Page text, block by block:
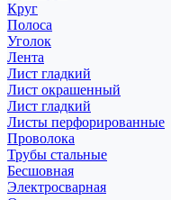
Круг
Полоса
Уголок
Лента
Лист гладкий
Лист окрашенный
Лист гладкий
Листы перфорированные
Проволока
Трубы стальные
Бесшовная
Электросварная